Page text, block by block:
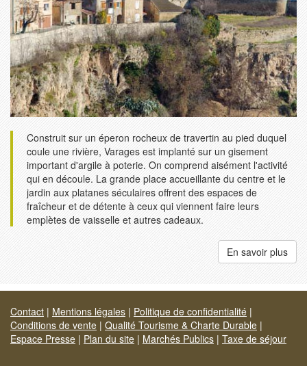
Construit sur un éperon rocheux de travertin au pied duquel
coule une rivière, Varages est implanté sur un gisement
important d'argile à poterie. On comprend aisément l'activité
qui en découle. La grande place accueillante du centre et le
jardin aux platanes séculaires offrent des espaces de
fraîcheur et de détente à ceux qui viennent faire leurs
emplètes de vaisselle et autres cadeaux.
En savoir plus
Contact | Mentions légales | Politique de confidentialité |
Conditions de vente | Qualité Tourisme & Charte Durable |
Espace Presse | Plan du site | Marchés Publics | Taxe de séjour